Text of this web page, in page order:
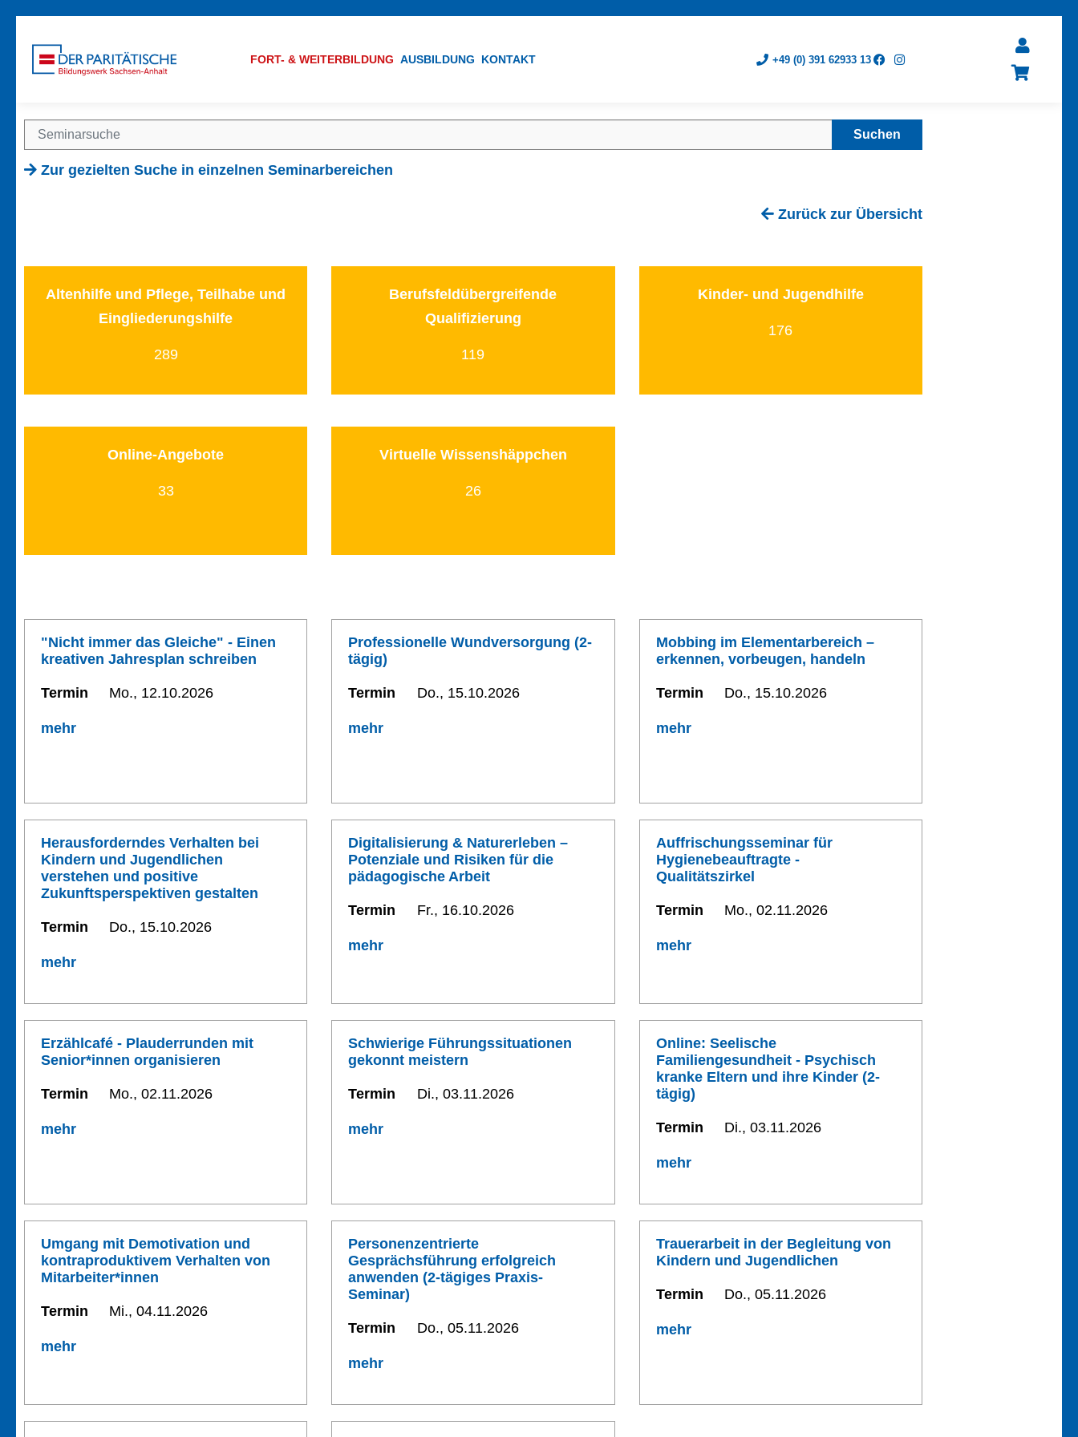
FORT- & WEITERBILDUNG AUSBILDUNG KONTAKT +49 (0) 391 62933 13
Suchen
Zur gezielten Suche in einzelnen Seminarbereichen
Zurück zur Übersicht
Altenhilfe und Pflege, Teilhabe und
Eingliederungshilfe
289
Berufsfeldübergreifende
Qualifizierung
119
Kinder- und Jugendhilfe
176
Online-Angebote
33
Virtuelle Wissenshäppchen
26
"Nicht immer das Gleiche" - Einen
kreativen Jahresplan schreiben
Termin Mo., 12.10.2026
mehr
Professionelle Wundversorgung (2-
tägig)
Termin Do., 15.10.2026
mehr
Mobbing im Elementarbereich –
erkennen, vorbeugen, handeln
Termin Do., 15.10.2026
mehr
Herausforderndes Verhalten bei
Kindern und Jugendlichen
verstehen und positive
Zukunftsperspektiven gestalten
Termin Do., 15.10.2026
mehr
Digitalisierung & Naturerleben –
Potenziale und Risiken für die
pädagogische Arbeit
Termin Fr., 16.10.2026
mehr
Auffrischungsseminar für
Hygienebeauftragte -
Qualitätszirkel
Termin Mo., 02.11.2026
mehr
Erzählcafé - Plauderrunden mit
Senior*innen organisieren
Termin Mo., 02.11.2026
mehr
Schwierige Führungssituationen
gekonnt meistern
Termin Di., 03.11.2026
mehr
Online: Seelische
Familiengesundheit - Psychisch
kranke Eltern und ihre Kinder (2-
tägig)
Termin Di., 03.11.2026
mehr
Umgang mit Demotivation und
kontraproduktivem Verhalten von
Mitarbeiter*innen
Termin Mi., 04.11.2026
mehr
Personenzentrierte
Gesprächsführung erfolgreich
anwenden (2-tägiges Praxis-
Seminar)
Termin Do., 05.11.2026
mehr
Trauerarbeit in der Begleitung von
Kindern und Jugendlichen
Termin Do., 05.11.2026
mehr